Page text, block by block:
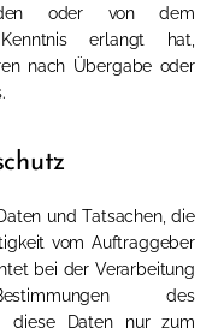
oder von dem
Kenntnis erlangt hat,
nach Übergabe oder
und Tatsachen, die
vom Auftraggeber
bei der Verarbeitung
des
diese Daten nur zum